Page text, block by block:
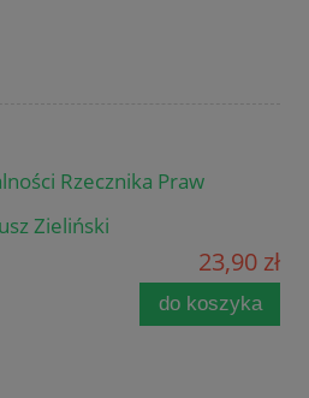
Rzecznika Praw
Zieliński
23,90 zł
do koszyka